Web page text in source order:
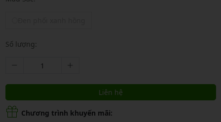
Số lượng:
Liên hệ
Chương trình khuyến mãi: